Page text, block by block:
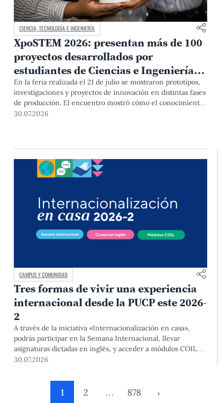
CIENCIA, TECNOLOGÍA E INGENIERÍA
XpoSTEM 2026: presentan más de 100
proyectos desarrollados por
estudiantes de Ciencias e Ingeniería
PUCP orientados a atender
necesidades del país
En la feria realizada el 21 de julio se mostraron prototipos,
investigaciones y proyectos de innovación en distintas fases
de producción. El encuentro mostró cómo el conocimiento
adquirido en las aulas puede responder a desafíos concretos
30.07.2026
CAMPUS Y COMUNIDAD
Tres formas de vivir una experiencia
internacional desde la PUCP este 2026-
2
A través de la iniciativa «Internacionalización en casa»,
podrás participar en la Semana Internacional, llevar
asignaturas dictadas en inglés, y acceder a módulos COIL
junto con estudiantes y docentes de universidades
mediante el Campus Virtual, durante la Matrícula 2026-2.
30.07.2026
1 2 … 878 ›